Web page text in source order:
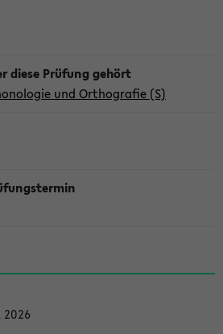
und Orthografie (S)